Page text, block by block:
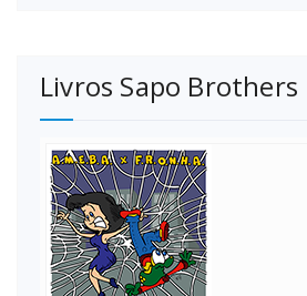
Livros Sapo Brothers